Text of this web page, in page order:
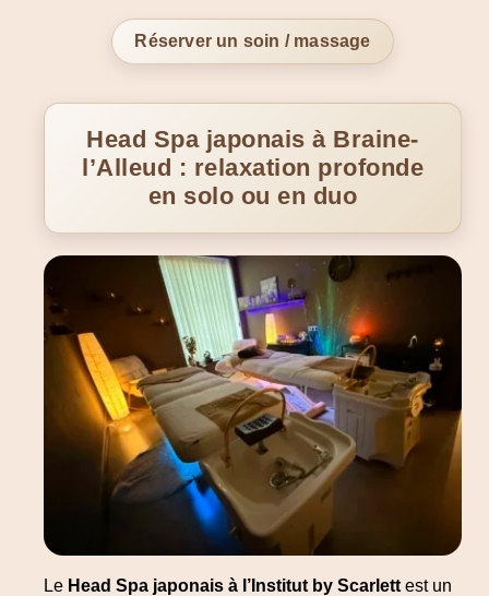
Réserver un soin / massage
Head Spa japonais à Braine-
l’Alleud : relaxation profonde
en solo ou en duo
Le Head Spa japonais à l’Institut by Scarlett est un